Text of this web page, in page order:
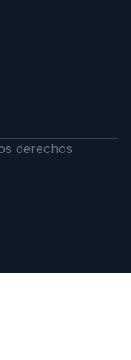
derechos